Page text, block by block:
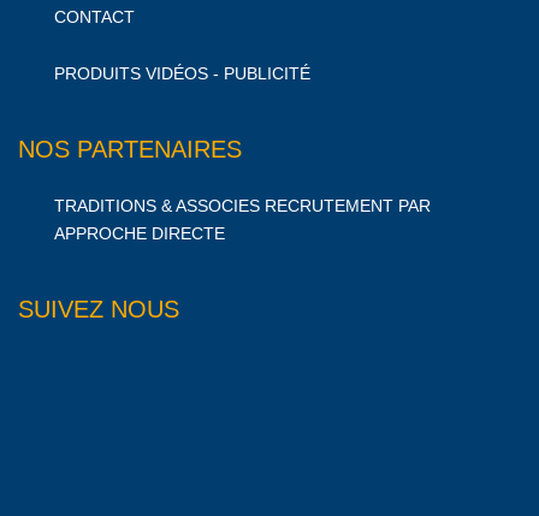
CONTACT
PRODUITS VIDÉOS - PUBLICITÉ
NOS PARTENAIRES
TRADITIONS & ASSOCIES RECRUTEMENT PAR
APPROCHE DIRECTE
SUIVEZ NOUS